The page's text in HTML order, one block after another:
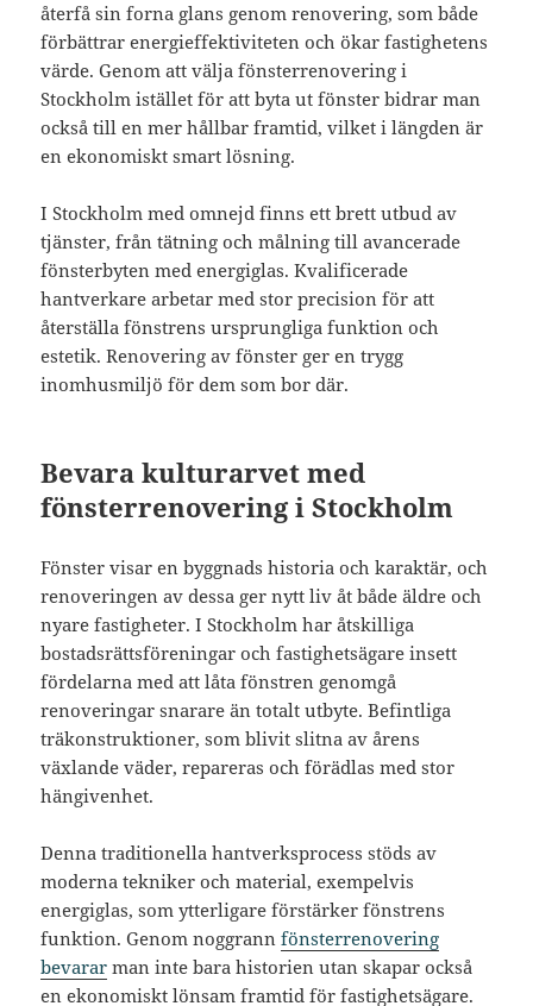
återfå sin forna glans genom renovering, som både
förbättrar energieffektiviteten och ökar fastighetens
värde. Genom att välja fönsterrenovering i
Stockholm istället för att byta ut fönster bidrar man
också till en mer hållbar framtid, vilket i längden är
en ekonomiskt smart lösning.
I Stockholm med omnejd finns ett brett utbud av
tjänster, från tätning och målning till avancerade
fönsterbyten med energiglas. Kvalificerade
hantverkare arbetar med stor precision för att
återställa fönstrens ursprungliga funktion och
estetik. Renovering av fönster ger en trygg
inomhusmiljö för dem som bor där.
Bevara kulturarvet med
fönsterrenovering i Stockholm
Fönster visar en byggnads historia och karaktär, och
renoveringen av dessa ger nytt liv åt både äldre och
nyare fastigheter. I Stockholm har åtskilliga
bostadsrättsföreningar och fastighetsägare insett
fördelarna med att låta fönstren genomgå
renoveringar snarare än totalt utbyte. Befintliga
träkonstruktioner, som blivit slitna av årens
växlande väder, repareras och förädlas med stor
hängivenhet.
Denna traditionella hantverksprocess stöds av
moderna tekniker och material, exempelvis
energiglas, som ytterligare förstärker fönstrens
funktion. Genom noggrannfönsterrenovering
bevarar man inte bara historien utan skapar också
en ekonomiskt lönsam framtid för fastighetsägare.